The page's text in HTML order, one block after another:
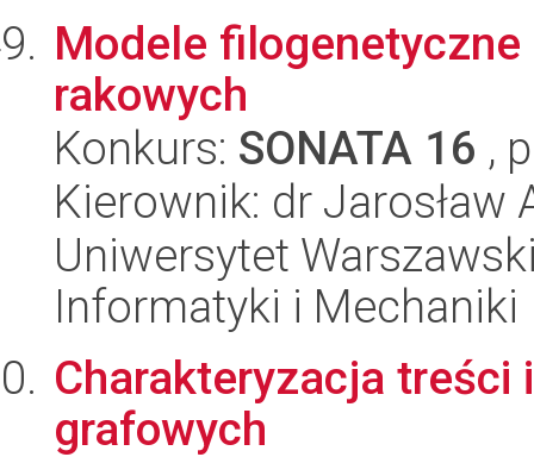
Modele
rakowych
Konkurs: SONATA 16 ,
Kierownik: dr Jarosław
Uniwersytet
Informatyki i Mechaniki
Charakteryzacja
grafowych